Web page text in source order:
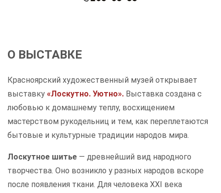
О ВЫСТАВКЕ
Красноярский художественный музей открывает
выставку «Лоскутно. Уютно». Выставка создана с
любовью к домашнему теплу, восхищением
мастерством рукодельниц и тем, как переплетаются
бытовые и культурные традиции народов мира.
Лоскутное шитье — древнейший вид народного
творчества. Оно возникло у разных народов вскоре
после появления ткани. Для человека XXI века